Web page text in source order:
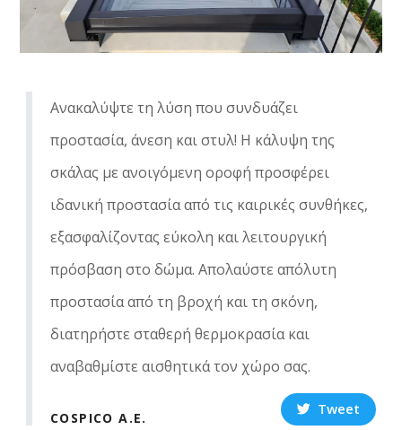
Ανακαλύψτε τη λύση που συνδυάζει
προστασία, άνεση και στυλ! Η κάλυψη της
σκάλας με ανοιγόμενη οροφή προσφέρει
ιδανική προστασία από τις καιρικές συνθήκες,
εξασφαλίζοντας εύκολη και λειτουργική
πρόσβαση στο δώμα. Απολαύστε απόλυτη
προστασία από τη βροχή και τη σκόνη,
διατηρήστε σταθερή θερμοκρασία και
αναβαθμίστε αισθητικά τον χώρο σας.
COSPICO A.E. Tweet